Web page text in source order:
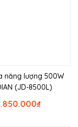
năng lượng 500W
(JD-8500L)
₫